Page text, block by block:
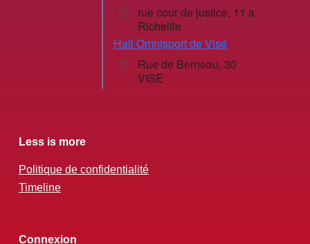
rue cour de justice, 11 a
Richellle
Hall Omnisport de Visé
Rue de Berneau, 30
VISE
Less is more
Politique de confidentialité
Timeline
Connexion